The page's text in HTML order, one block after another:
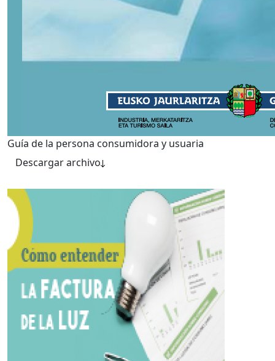
Guía de la persona consumidora y usuaria
Descargar archivo